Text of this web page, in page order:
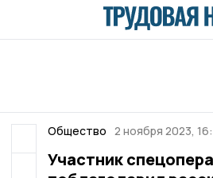
Общество 2 ноября 2023,
Участник